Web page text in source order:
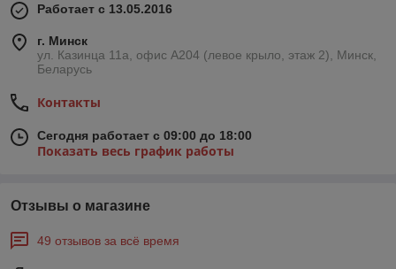
Работает с 13.05.2016
г. Минск
ул. Казинца 11а, офис А204 (левое крыло, этаж 2), Минск,
Беларусь
Контакты
Сегодня работает с 09:00 до 18:00
Показать весь график работы
Отзывы о магазине
49 отзывов за всё время